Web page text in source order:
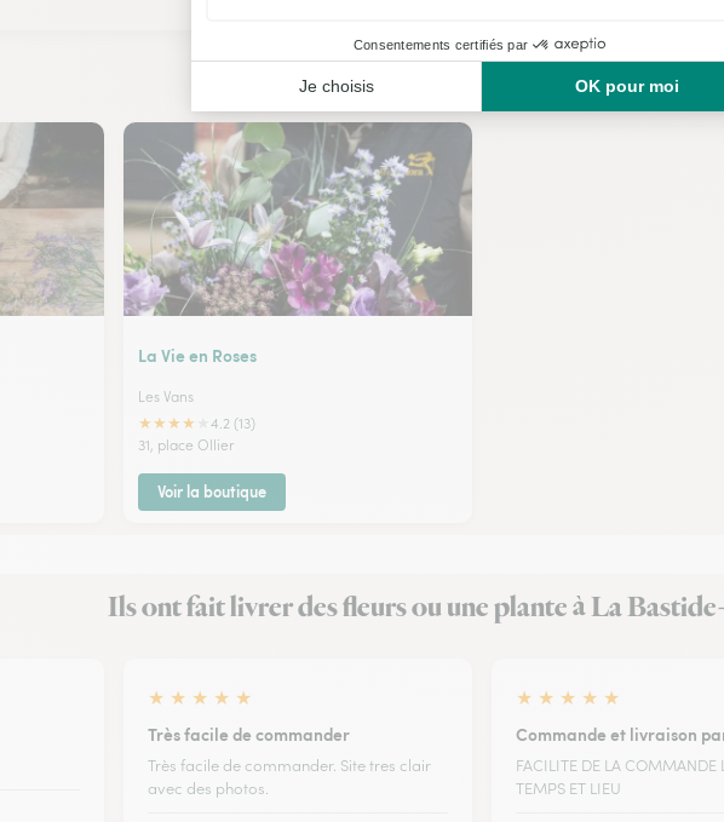
Nos fleuristes à La Bastide-Puylaurent
La Vie en Roses
Les Vans
★★★★
4.2 (13)
31, place Ollier
Voir la boutique
Ils ont fait livrer des fleurs ou une plante à La
★ ★ ★ ★ ★
Très facile de commander
Très facile de commander. Site tres clair
avec des photos.
★ ★ ★ ★ ★
Commande et livraison
FACILITE DE LA COMMANDE
TEMPS ET LIEU